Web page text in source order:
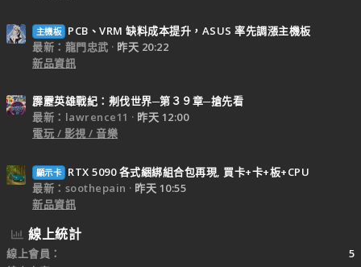
主機板
PCB、VRM 缺料成本提升，ASUS 率先調漲主機板
最新：龍門忠武
昨天 20:22
新品資訊
霹靂英雄戰紀：刜伐世界─第３９章─搶先看
最新：lawrence11
昨天 12:00
電玩 / 影視 / 音樂
顯示卡
RTX 5090 各式綑綁組合包再現, 買卡+卡+板+CPU
最新：soothepain
昨天 10:55
新品資訊
線上統計
線上會員
5